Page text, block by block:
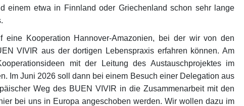
einem etwa in Finnland oder Griechenland schon sehr lange
Kooperation Hannover-Amazonien, bei der wir von den
VIVIR aus der dortigen Lebenspraxis erfahren können. Am
mit der Leitung des Austauschprojektes im
Im Juni 2026 soll dann bei einem Besuch einer Delegation aus
Weg des BUEN VIVIR in die Zusammenarbeit mit den
bei uns in Europa angeschoben werden. Wir wollen dazu im